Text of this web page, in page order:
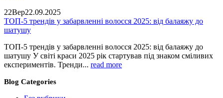
22Вер22.09.2025
ТОП-5 трендів у забарвленні волосся 2025: від балаяжу до
шатушу
ТОП-5 трендів у забарвленні волосся 2025: від балаяжу до
шатушу У світі краси 2025 рік стартував під знаком сміливих
експериментів. Тренди... read more
Blog Categories